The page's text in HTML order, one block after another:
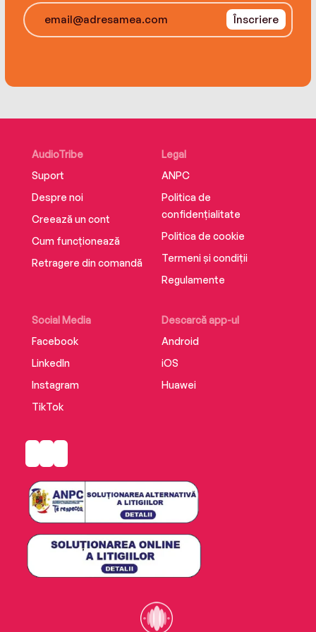
Înscriere
AudioTribe
Suport
Despre noi
Creează un cont
Cum funcționează
Retragere din comandă
Social Media
Facebook
LinkedIn
Instagram
TikTok
Descarcă app-ul
Android
iOS
Huawei
Legal
ANPC
Politica de
confidențialitate
Politica de cookie
Termeni și condiții
Regulamente